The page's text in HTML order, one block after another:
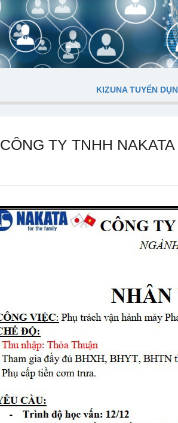
KIZUNA TUYỂN
CÔNG TY TNHH